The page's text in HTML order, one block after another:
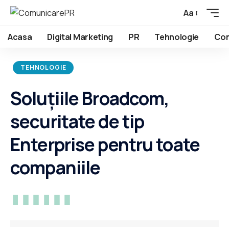
Aa
Acasa Digital Marketing PR Tehnologie
TEHNOLOGIE
Soluțiile Broadcom,
securitate de tip
Enterprise pentru toate
companiile